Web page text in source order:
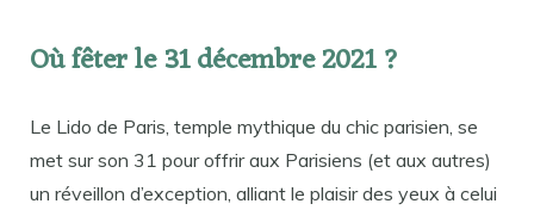
Où fêter le 31 décembre 2021 ?
Le Lido de Paris, temple mythique du chic parisien, se
met sur son 31 pour offrir aux Parisiens (et aux autres)
un réveillon d’exception, alliant le plaisir des yeux à celui